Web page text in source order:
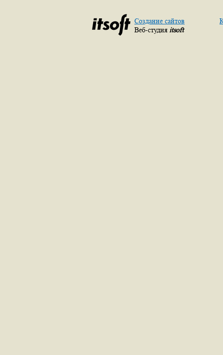
Создание сайтов
Веб-студия itsoft